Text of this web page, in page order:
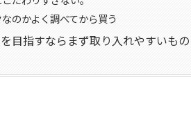
のかよく調べてから買う
目指すならまず取り入れやすいも